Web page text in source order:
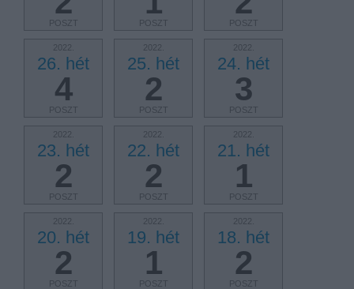
POSZT POSZT POSZT
2022.
26. hét
4
POSZT
2022.
25. hét
2
POSZT
2022.
24. hét
3
POSZT
2022.
23. hét
2
POSZT
2022.
22. hét
2
POSZT
2022.
21. hét
1
POSZT
2022.
20. hét
2
POSZT
2022.
19. hét
1
POSZT
2022.
18. hét
2
POSZT